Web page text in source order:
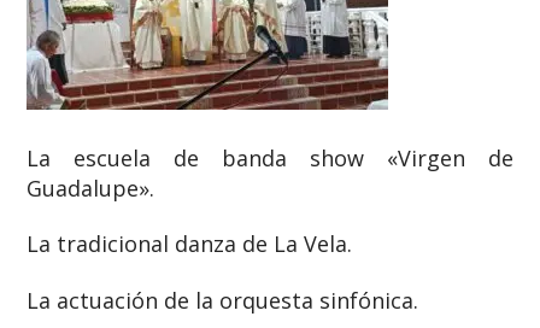
La escuela de banda show «Virgen de
Guadalupe».
La tradicional danza de La Vela.
La actuación de la orquesta sinfónica.